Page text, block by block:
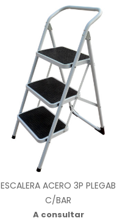
ESCALERA ACERO 3P PLEGAB
C/BAR
A consultar